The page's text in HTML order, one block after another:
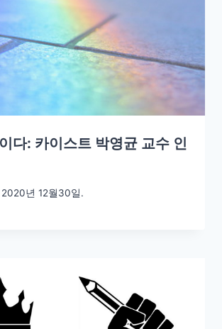
다: 카이스트 박영균 교수 인
2020년 12월30일.